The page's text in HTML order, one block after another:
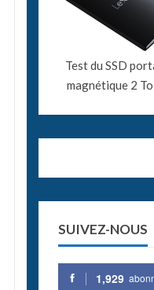
Test du SSD
magnétique 2
SUIVEZ-NOUS
1,929